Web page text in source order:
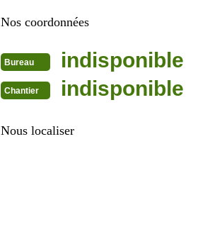
Nos coordonnées
Bureau indisponible
Chantier indisponible
Nous localiser